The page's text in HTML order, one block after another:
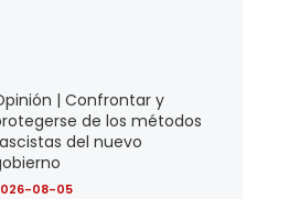
| Confrontar y
de los métodos
del nuevo
08-05